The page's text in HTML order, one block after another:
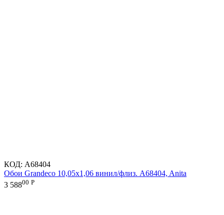
КОД: A68404
Обои Grandeco 10,05х1,06 винил/флиз. A68404, Anita
3 58800 Р